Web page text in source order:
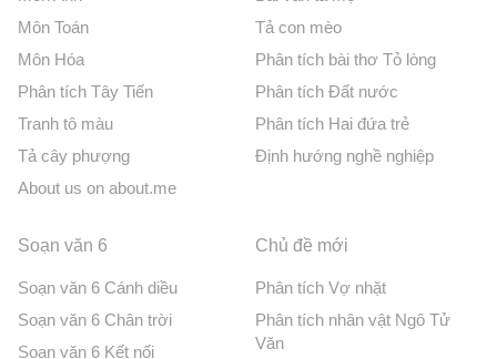
Môn Toán
Môn Hóa
Phân tích Tây Tiến
Tranh tô màu
Tả cây phượng
About us on about.me
Tả con mèo
Phân tích bài thơ Tỏ lòng
Phân tích Đất nước
Phân tích Hai đứa trẻ
Định hướng nghề nghiệp
Soạn văn 6
Soạn văn 6 Cánh diều
Soạn văn 6 Chân trời
Soạn văn 6 Kết nối
Chủ đề mới
Phân tích Vợ nhặt
Phân tích nhân vật Ngô Tử
Văn